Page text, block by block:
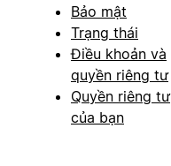
Bảo mật
Trạng thái
Điều khoản và
quyền riêng tư
Quyền riêng tư
của bạn